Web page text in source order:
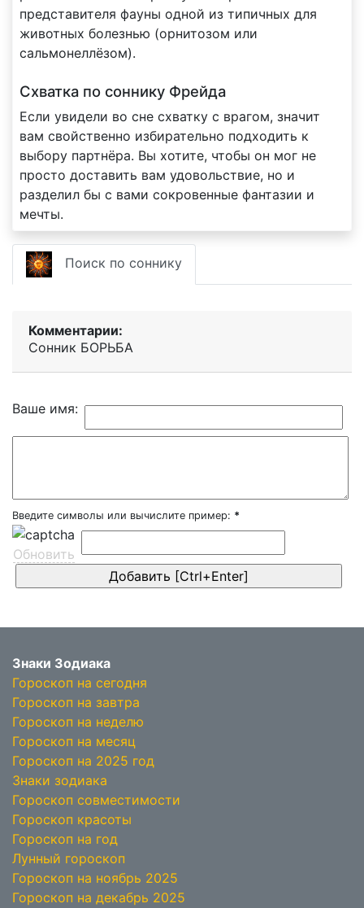
представителя фауны одной из типичных для
животных болезнью (орнитозом или
сальмонеллёзом).
Схватка по соннику Фрейда
Если увидели во сне схватку с врагом, значит
вам свойственно избирательно подходить к
выбору партнёра. Вы хотите, чтобы он мог не
просто доставить вам удовольствие, но и
разделил бы с вами сокровенные фантазии и
мечты.
Поиск по соннику
Комментарии:
Сонник БОРЬБА
Ваше имя:
Введите символы или вычислите пример: *
Обновить
Знаки Зодиака
Гороскоп на сегодня
Гороскоп на завтра
Гороскоп на неделю
Гороскоп на месяц
Гороскоп на 2025 год
Знаки зодиака
Гороскоп совместимости
Гороскоп красоты
Гороскоп на год
Лунный гороскоп
Гороскоп на ноябрь 2025
Гороскоп на декабрь 2025